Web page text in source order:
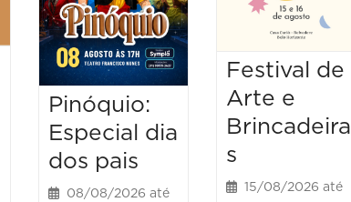
Pinóquio:
Especial dia
dos pais
08/08/2026 até
Festival de
Arte e
Brincadeira
s
15/08/2026 até